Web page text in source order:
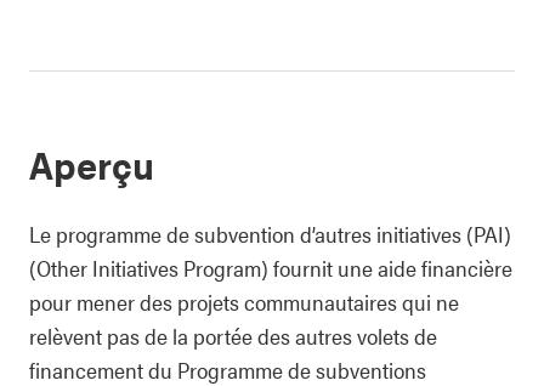
Aperçu
Le programme de subvention d’autres initiatives (PAI)
(Other Initiatives Program) fournit une aide financière
pour mener des projets communautaires qui ne
relèvent pas de la portée des autres volets de
financement du Programme de subventions